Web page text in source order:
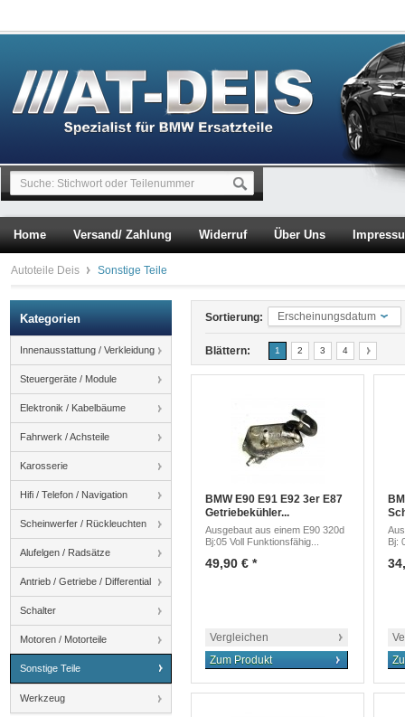
Home Versand/ Zahlung Widerruf Über Uns
Autoteile Deis Sonstige Teile
Kategorien
Innenausstattung / Verkleidung
Steuergeräte / Module
Elektronik / Kabelbäume
Fahrwerk / Achsteile
Karosserie
Hifi / Telefon / Navigation
Scheinwerfer / Rückleuchten
Alufelgen / Radsätze
Antrieb / Getriebe / Differential
Schalter
Motoren / Motorteile
Sonstige Teile
Werkzeug
Sortierung: Erscheinungsdatum
Blättern: 1 2 3 4
BMW E90 E91 E92 3er E87
Getriebekühler...
Ausgebaut aus einem E90 320d
Bj:05 Voll Funktionsfähig...
49,90 € *
Vergleichen
Zum Produkt
Bj: